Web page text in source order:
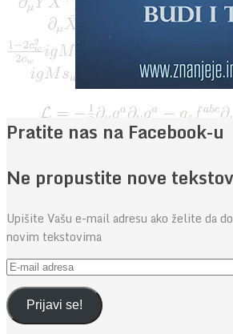
Pratite nas na Facebook-u
Ne propustite nove
Upišite Vašu e-mail adresu ako želite da
novim tekstovima
E-
mail
adresaPrijavi se!